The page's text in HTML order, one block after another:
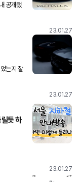
공개됐
23.01.27
23.01.27
듯 하
23.01.27